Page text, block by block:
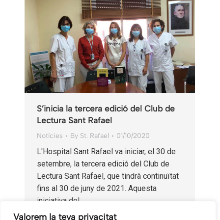
Valorem la teva privacitat
S’inicia la tercera edició del Club de
Lectura Sant Rafael
Notícies By St. Rafael 01/10/2020
L'Hospital Sant Rafael va iniciar, el 30 de
setembre, la tercera edició del Club de
Lectura Sant Rafael, que tindrà continuïtat
fins al 30 de juny de 2021. Aquesta
iniciativa del…